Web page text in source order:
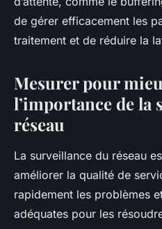
de gérer efficacement les
traitement et de réduire la
Mesurer pour
l’importance de la
réseau
La surveillance du réseau
améliorer la qualité de
rapidement les problèmes
adéquates pour les